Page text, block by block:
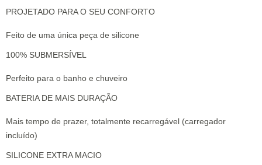
PROJETADO PARA O SEU CONFORTO
Feito de uma única peça de silicone
100% SUBMERSÍVEL
Perfeito para o banho e chuveiro
BATERIA DE MAIS DURAÇÃO
Mais tempo de prazer, totalmente recarregável (carregador
incluído)
SILICONE EXTRA MACIO